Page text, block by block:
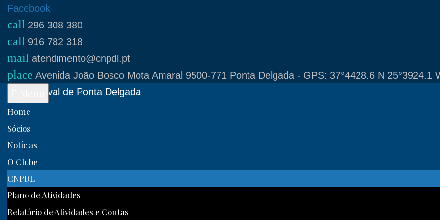
Skip
content
Facebook
call 296 308 380
call 916 782 318
mail atendimento@cnpdl.pt
place Avenida João Bosco Mota Amaral 9500-771 Ponta Delgada - GPS: 37°4428.6 N 25°3924.1
Clube Naval de Ponta Delgada
Home
Sócios
Notícias
O Clube
CNPDL
Plano de Atividades
Relatório de Atividades e Contas